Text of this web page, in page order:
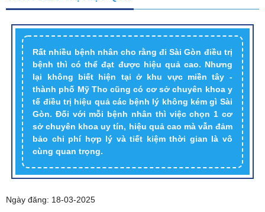
Rất nhiều bệnh nhân cho rằng đi Sài Gòn điều trị
bệnh thì có thể đạt được hiệu quả cao. Nhưng
lại không biết hiện tại ở khu vực miền tây -
thành phố Mỹ Tho cũng có cơ sở chuyên khoa y
tế điều trị hiệu quả các bệnh lý không kém gì Sài
Gòn. Đối với mỗi bệnh nhân thì việc chọn 1 cơ
sở chuyên khoa uy tín, hiệu quả cao mà vẫn đảm
bảo chi phí hợp lý và tiết kiệm thời gian là vô
cùng quan trọng.
Ngày đăng: 18-03-2025